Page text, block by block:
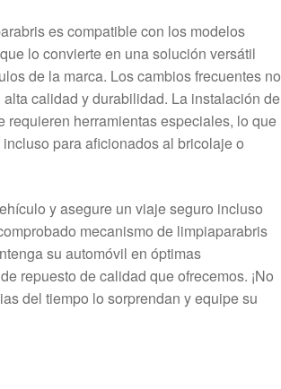
es compatible con los modelos
lo convierte en una solución versátil
de la marca. Los cambios frecuentes no
calidad y durabilidad. La instalación de
requieren herramientas especiales, lo que
para aficionados al bricolaje o
y asegure un viaje seguro incluso
mecanismo de limpiaparabris
su automóvil en óptimas
repuesto de calidad que ofrecemos. ¡No
del tiempo lo sorprendan y equipe su